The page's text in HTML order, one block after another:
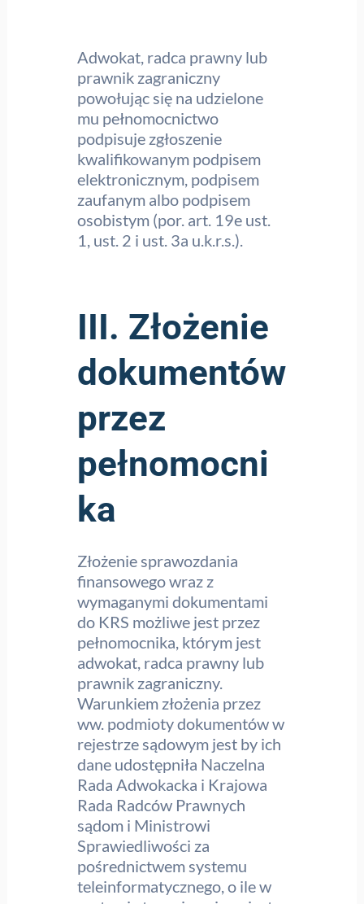
Adwokat, radca prawny lub
prawnik zagraniczny
powołując się na udzielone
mu pełnomocnictwo
podpisuje zgłoszenie
kwalifikowanym podpisem
elektronicznym, podpisem
zaufanym albo podpisem
osobistym (por. art. 19e ust.
1, ust. 2 i ust. 3a u.k.r.s.).
III. Złożenie
dokumentów
przez
pełnomocni
ka
Złożenie sprawozdania
finansowego wraz z
wymaganymi dokumentami
do KRS możliwe jest przez
pełnomocnika, którym jest
adwokat, radca prawny lub
prawnik zagraniczny.
Warunkiem złożenia przez
ww. podmioty dokumentów w
rejestrze sądowym jest by ich
dane udostępniła Naczelna
Rada Adwokacka i Krajowa
Rada Radców Prawnych
sądom i Ministrowi
Sprawiedliwości za
pośrednictwem systemu
teleinformatycznego, o ile w